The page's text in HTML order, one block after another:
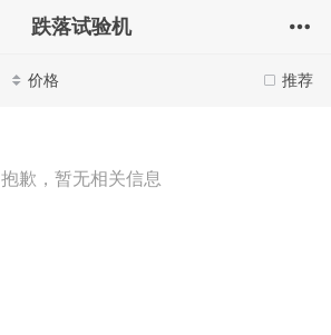
跌落试验机
推荐
价格
抱歉，暂无相关信息